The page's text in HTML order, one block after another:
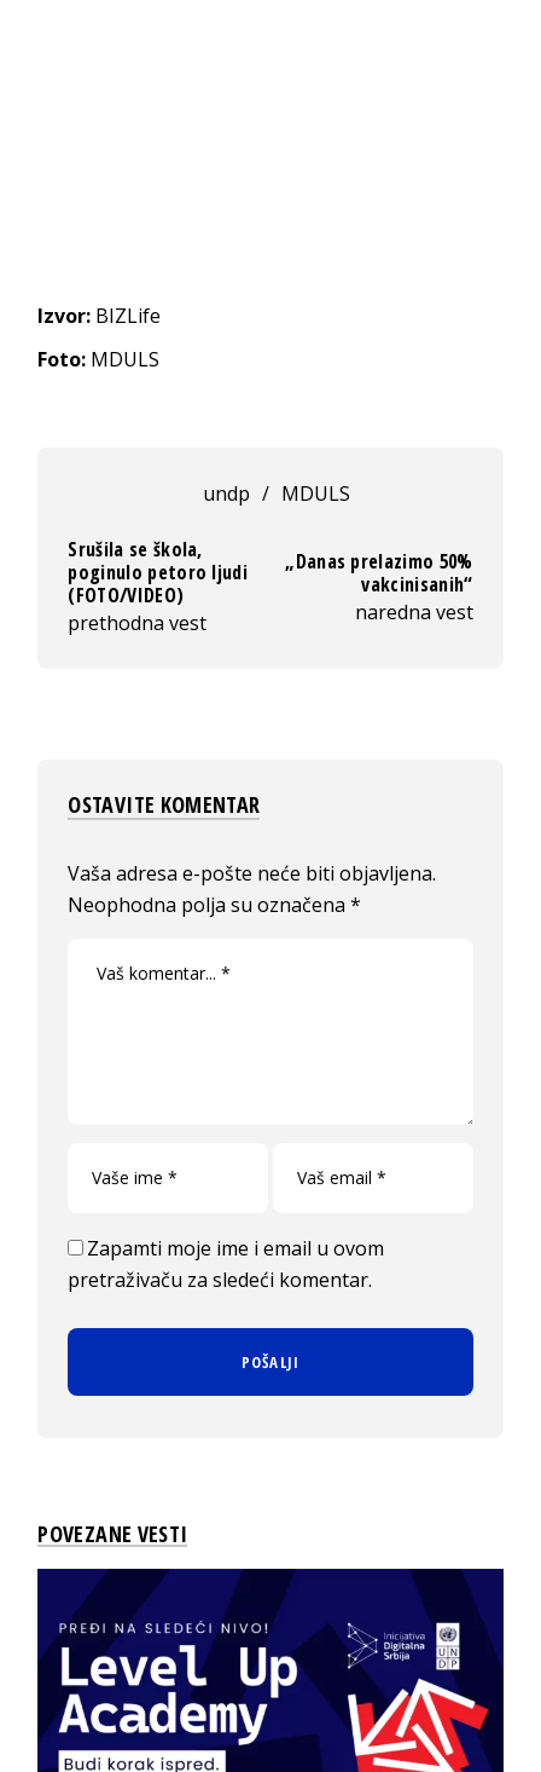
Izvor: BIZLife
Foto: MDULS
undp / MDULS
Srušila se škola,
poginulo petoro ljudi
(FOTO/VIDEO)
prethodna vest
„Danas prelazimo 50%
vakcinisanih“
naredna vest
OSTAVITE KOMENTAR
Vaša adresa e-pošte neće biti objavljena.
Neophodna polja su označena*
Zapamti moje ime i email u ovom
pretraživaču za sledeći komentar.
POVEZANE VESTI